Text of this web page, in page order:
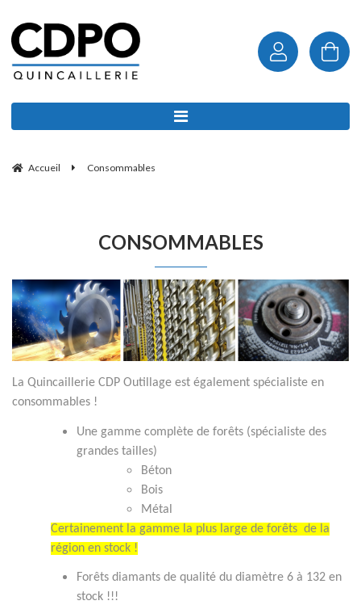
Accueil Consommables
CONSOMMABLES
La Quincaillerie CDP Outillage est également spécialiste en
consommables !
Une gamme complète de forêts (spécialiste des
grandes tailles)
Béton
Bois
Métal
Certainement la gamme la plus large de forêts de la
région en stock !
Forêts diamants de qualité du diamètre 6 à 132 en
stock !!!